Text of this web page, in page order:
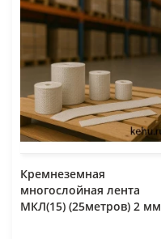
Кремнеземная
многослойная лента
МКЛ(15) (25метров) 2 мм